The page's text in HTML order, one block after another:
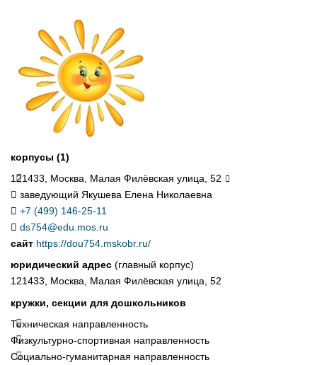
корпусы (1)
121433, Москва, Малая Филёвская улица, 52
заведующий Якушева Елена Николаевна
+7 (499) 146-25-11
ds754@edu.mos.ru
сайт https://dou754.mskobr.ru/
юридический адрес (главный корпус)
121433, Москва, Малая Филёвская улица, 52
кружки, секции для дошкольников
Техническая направленность
Физкультурно-спортивная направленность
Социально-гуманитарная направленность